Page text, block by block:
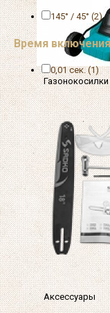
Газонокосилки
Аксессуары
145° / 45° (2)
Время включения
0,01 сек. (1)